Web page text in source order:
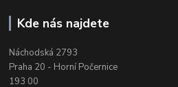
Kde nás najdete
Náchodská 2793
Praha 20 - Horní Počernice
193 00